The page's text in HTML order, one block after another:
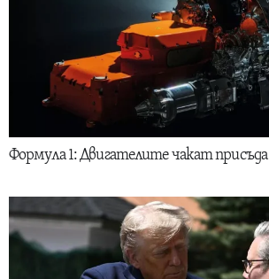
Формула 1: Двигателите чакат присъда